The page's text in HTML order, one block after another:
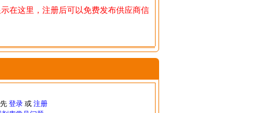
在这里，注册后可以免费发布供应商信
登录或 注册